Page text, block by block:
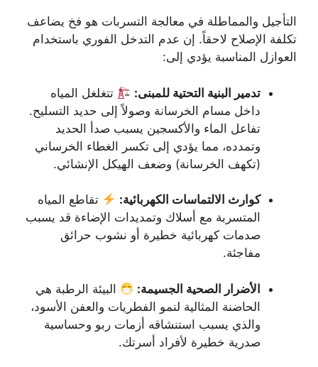
التأجيل والمماطلة في معالجة التسربات هو فخ يضاعف
تكلفة الإصلاح لاحقاً. إن عدم التدخل الفوري باستخدام
العوازل المناسبة يؤدي إلى:
تدمير البنية التحتية للمبنى:
تتغلغل المياه
داخل مسام الخرسانة وصولاً إلى حديد التسليح.
تفاعل الماء والأكسجين يسبب صدأ الحديد
وتمدده، مما يؤدي إلى تكسر الغطاء الخرساني
(تكهف الخرسانة) وضعف الهيكل الإنشائي.
كوارث الالتماسات الكهربائية:
تقاطع المياه
المتسربة مع أسلاك وتمديدات الإضاءة قد يسبب
صدمات كهربائية خطيرة أو نشوب حرائق
مفاجئة.
الأضرار الصحية الجسيمة:
البيئة الرطبة هي
الحاضنة المثالية لنمو الفطريات والعفن الأسود،
والذي يسبب استنشاقه أزمات ربو وحساسية
صدرية خطيرة لأفراد أسرتك.